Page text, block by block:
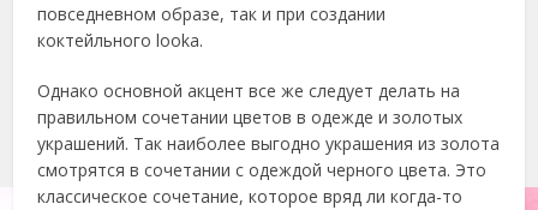
повседневном образе, так и при создании
коктейльного lookа.
Однако основной акцент все же следует делать на
правильном сочетании цветов в одежде и золотых
украшений. Так наиболее выгодно украшения из золота
смотрятся в сочетании с одеждой черного цвета. Это
классическое сочетание, которое вряд ли когда-то